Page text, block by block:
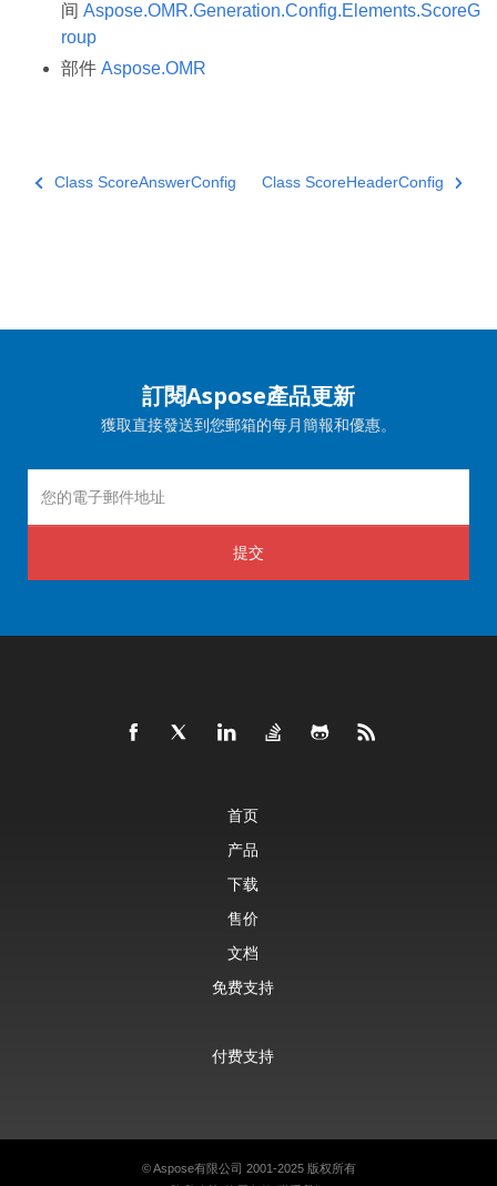
间 Aspose.OMR.Generation.Config.Elements.ScoreG
roup
部件 Aspose.OMR
Class ScoreAnswerConfig Class ScoreHeaderConfig
訂閱Aspose產品更新
獲取直接發送到您郵箱的每月簡報和優惠。
提交
首页
产品
下载
售价
文档
免费支持
付费支持
©Aspose有限公司 2001-2025 版权所有